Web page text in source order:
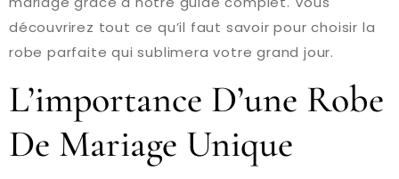
découvrirez tout ce qu’il faut savoir pour choisir la
robe parfaite qui sublimera votre grand jour.
L’importance D’une Robe
De Mariage Unique